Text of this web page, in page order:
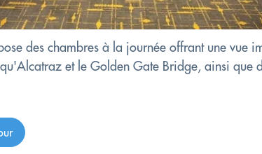
des chambres à la journée offrant une vue
et le Golden Gate Bridge, ainsi que